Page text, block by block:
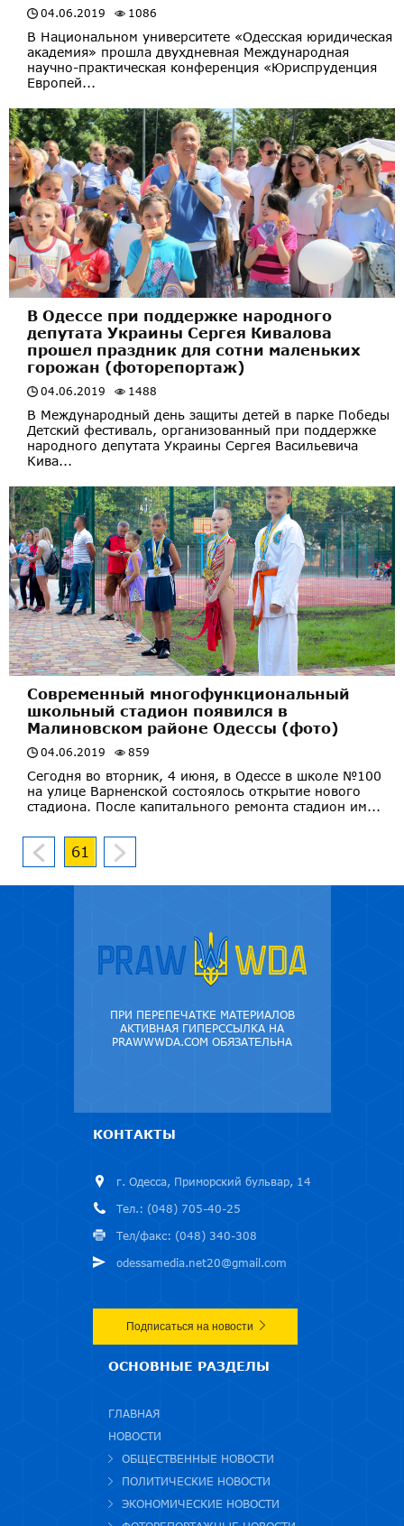
04.06.2019 1086
В Национальном университете «Одесская юридическая
академия» прошла двухдневная Международная
научно-практическая конференция «Юриспруденция
Европей...
В Одессе при поддержке народного
депутата Украины Сергея Кивалова
прошел праздник для сотни маленьких
горожан (фоторепортаж)
04.06.2019 1488
В Международный день защиты детей в парке Победы
Детский фестиваль, организованный при поддержке
народного депутата Украины Сергея Васильевича
Кива...
Современный многофункциональный
школьный стадион появился в
Малиновском районе Одессы (фото)
04.06.2019 859
Сегодня во вторник, 4 июня, в Одессе в школе №100
на улице Варненской состоялось открытие нового
стадиона. После капитального ремонта стадион им...
61
ПРИ ПЕРЕПЕЧАТКЕ МАТЕРИАЛОВ
АКТИВНАЯ ГИПЕРССЫЛКА НА
PRAWWWDA.COM ОБЯЗАТЕЛЬНА
КОНТАКТЫ
г. Одесса, Приморский бульвар, 14
Тел.: (048) 705-40-25
Тел/факс: (048) 340-308
odessamedia.net20@gmail.com
Подписаться на новости
ОСНОВНЫЕ РАЗДЕЛЫ
ГЛАВНАЯ
НОВОСТИ
ОБЩЕСТВЕННЫЕ НОВОСТИ
ПОЛИТИЧЕСКИЕ НОВОСТИ
ЭКОНОМИЧЕСКИЕ НОВОСТИ